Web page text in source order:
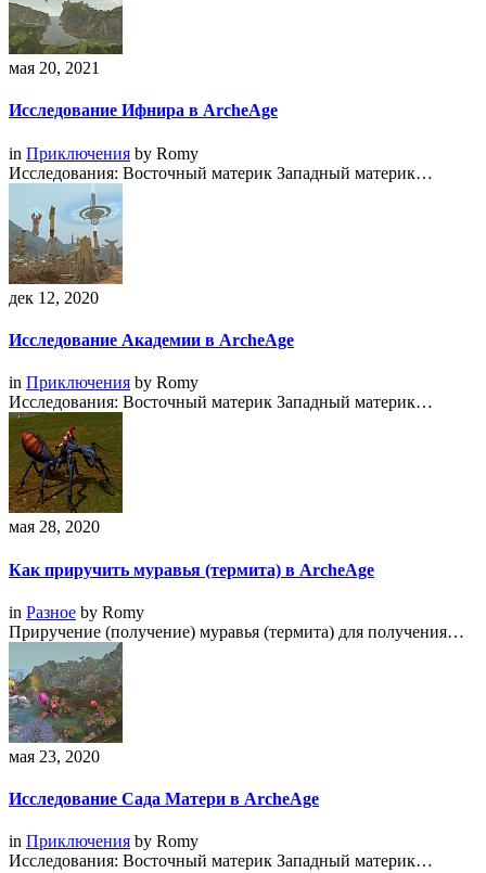
мая 20, 2021
Исследование Ифнира в ArcheAge
in Приключения by Romy
Исследования: Восточный материк Западный материк…
дек 12, 2020
Исследование Академии в ArcheAge
in Приключения by Romy
Исследования: Восточный материк Западный материк…
мая 28, 2020
Как приручить муравья (термита) в ArcheAge
in Разное by Romy
Приручение (получение) муравья (термита) для получения…
мая 23, 2020
Исследование Сада Матери в ArcheAge
in Приключения by Romy
Исследования: Восточный материк Западный материк…